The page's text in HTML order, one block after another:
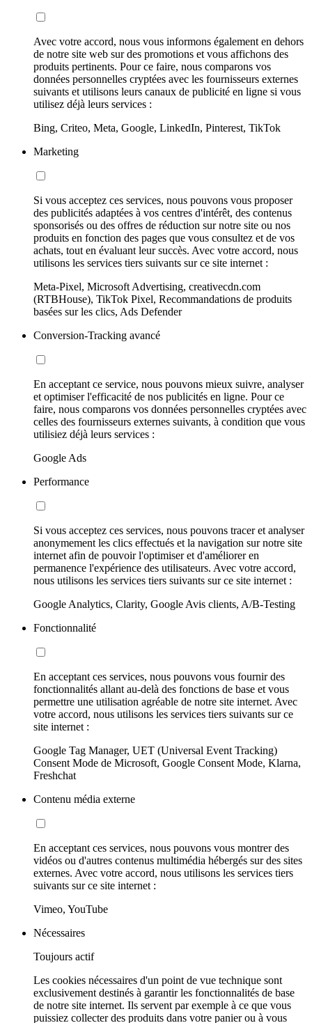
Avec votre accord, nous vous informons également en dehors
de notre site web sur des promotions et vous affichons des
produits pertinents. Pour ce faire, nous comparons vos
données personnelles cryptées avec les fournisseurs externes
suivants et utilisons leurs canaux de publicité en ligne si vous
utilisez déjà leurs services :
Bing, Criteo, Meta, Google, LinkedIn, Pinterest, TikTok
Marketing
Si vous acceptez ces services, nous pouvons vous proposer
des publicités adaptées à vos centres d'intérêt, des contenus
sponsorisés ou des offres de réduction sur notre site ou nos
produits en fonction des pages que vous consultez et de vos
achats, tout en évaluant leur succès. Avec votre accord, nous
utilisons les services tiers suivants sur ce site internet :
Meta-Pixel, Microsoft Advertising, creativecdn.com
(RTBHouse), TikTok Pixel, Recommandations de produits
basées sur les clics, Ads Defender
Conversion-Tracking avancé
En acceptant ce service, nous pouvons mieux suivre, analyser
et optimiser l'efficacité de nos publicités en ligne. Pour ce
faire, nous comparons vos données personnelles cryptées avec
celles des fournisseurs externes suivants, à condition que vous
utilisiez déjà leurs services :
Google Ads
Performance
Si vous acceptez ces services, nous pouvons tracer et analyser
anonymement les clics effectués et la navigation sur notre site
internet afin de pouvoir l'optimiser et d'améliorer en
permanence l'expérience des utilisateurs. Avec votre accord,
nous utilisons les services tiers suivants sur ce site internet :
Google Analytics, Clarity, Google Avis clients, A/B-Testing
Fonctionnalité
En acceptant ces services, nous pouvons vous fournir des
fonctionnalités allant au-delà des fonctions de base et vous
permettre une utilisation agréable de notre site internet. Avec
votre accord, nous utilisons les services tiers suivants sur ce
site internet :
Google Tag Manager, UET (Universal Event Tracking)
Consent Mode de Microsoft, Google Consent Mode, Klarna,
Freshchat
Contenu média externe
En acceptant ces services, nous pouvons vous montrer des
vidéos ou d'autres contenus multimédia hébergés sur des sites
externes. Avec votre accord, nous utilisons les services tiers
suivants sur ce site internet :
Vimeo, YouTube
Nécessaires
Toujours actif
Les cookies nécessaires d'un point de vue technique sont
exclusivement destinés à garantir les fonctionnalités de base
de notre site internet. Ils servent par exemple à ce que vous
puissiez collecter des produits dans votre panier ou à vous